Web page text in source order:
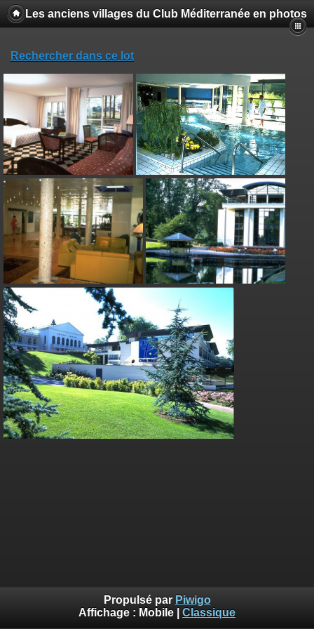
Les anciens villages du Club Méditerranée en photos
Rechercher dans ce lot
Propulsé par Piwigo
Affichage : Mobile Classique